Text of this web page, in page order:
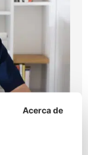
Acerca de